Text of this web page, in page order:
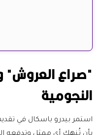
"صراع العروش"
النجومية
استمر بيدرو باسكال في